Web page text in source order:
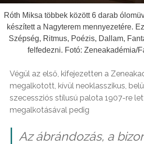
Róth Miksa többek között 6 darab
készített a Nagyterem mennyezetére.
Szépség, Ritmus, Poézis, Dallam,
felfedezni. Fotó: Zeneakadémia/
Végül az első, kifejezetten a
megalkotott, kívül neoklasszikus,
szecessziós stílusú palota 1907-re
megalkotásával pedig
Az ábrándozás, a